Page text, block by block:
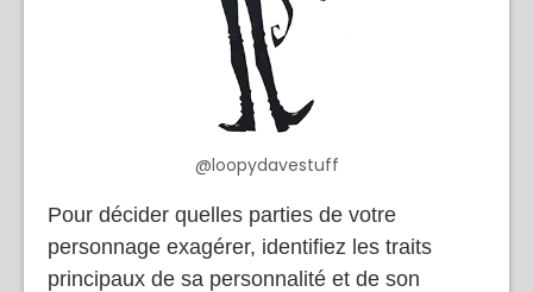
@loopydavestuff
Pour décider quelles parties de votre
personnage exagérer, identifiez les traits
principaux de sa personnalité et de son